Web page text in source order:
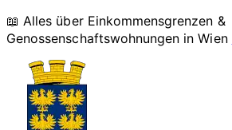
📖 Alles über Einkommensgrenzen &
Genossenschaftswohnungen inWien